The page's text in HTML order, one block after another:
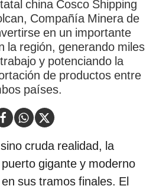
china Cosco Shipping
Compañía Minera de
en un importante
la región, generando miles
y potenciando la
de productos entre
países.
cruda realidad, la
gigante y moderno
sus tramos finales. El